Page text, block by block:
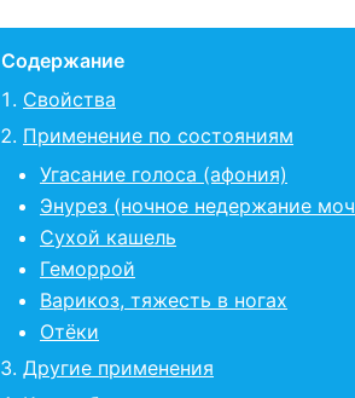
Содержание
Свойства
Применение по состояниям
Угасание голоса (афония)
Энурез (ночное недержание
Сухой кашель
Геморрой
Варикоз, тяжесть в ногах
Отёки
Другие применения